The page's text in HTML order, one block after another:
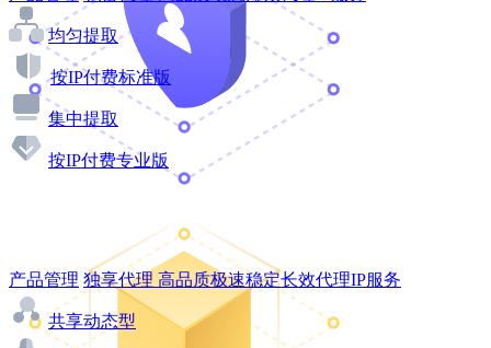
均匀提取
按IP付费标准版
集中提取
按IP付费专业版
产品管理 独享代理 高品质极速稳定长效代理IP服务
共享动态型